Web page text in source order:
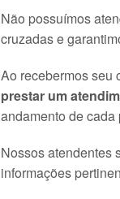
Não possuímos
cruzadas e
Ao recebermos seu
prestar um
andamento de cada
Nossos atendentes
informações